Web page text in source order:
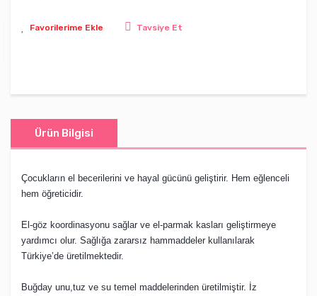
Tavsiye Et
Ürün Bilgisi
Çocukların el becerilerini ve hayal gücünü geliştirir. Hem eğlenceli
hem öğreticidir.
El-göz koordinasyonu sağlar ve el-parmak kasları geliştirmeye
yardımcı olur. Sağlığa zararsız hammaddeler kullanılarak
Türkiye’de üretilmektedir.
Buğday unu,tuz ve su temel maddelerinden üretilmiştir. İz